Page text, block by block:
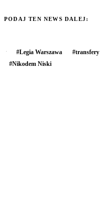
PODAJ TEN NEWS DALEJ:
#Legia Warszawa #transfery
#Nikodem Niski